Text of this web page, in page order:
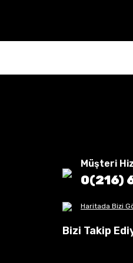
Müşteri
0(216)
Haritada Bizi
Bizi Takip